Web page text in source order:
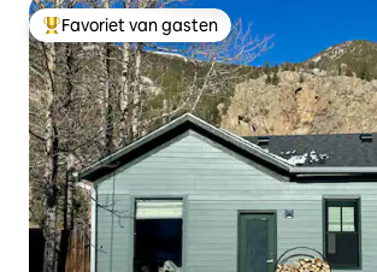
Topfavoriet van gasten
Favoriet van gasten